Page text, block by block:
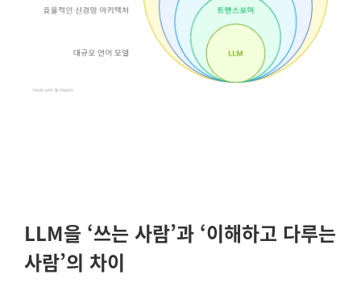
LLM을 ‘쓰는 사람’과 ‘이해하고 다루는
사람’의 차이